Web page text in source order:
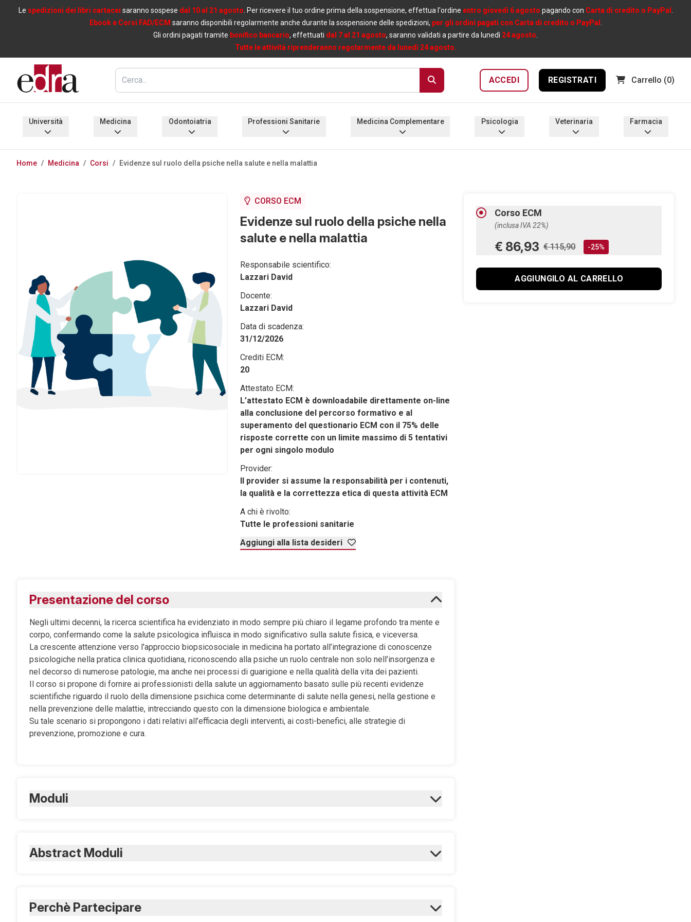
Le spedizioni dei libri cartacei saranno sospese dal 10 al 21 agosto . Per ricevere il tuo ordine prima della sospensione, effettua l'ordine entro giovedì 6 agosto pagando con Carta di credito o PayPal
Ebook e Corsi FAD/ECM saranno disponibili regolarmente anche durante la sospensione delle spedizioni, per gli ordini pagati con Carta di credito o PayPal
Gli ordini pagati tramite bonifico bancario, effettuati dal 7 al 21 agosto, saranno validati a partire da lunedì 24 agosto
Tutte le attività riprenderanno regolarmente da lunedì 24 agosto.
ACCEDI REGISTRATI Carrello (0)
Medicina Complementare
Home / Medicina / Corsi / Evidenze sul ruolo della psiche nella salute e nella malattia
CORSO ECM
Evidenze sul ruolo della psiche nella
salute e nella malattia
Responsabile scientifico:
Lazzari David
Docente:
Lazzari David
Data di scadenza:
31/12/2026
Crediti ECM:
20
Attestato ECM:
L’attestato ECM è downloadabile direttamente on-line
alla conclusione del percorso formativo e al
superamento del questionario ECM con il 75% delle
risposte corrette con un limite massimo di 5 tentativi
per ogni singolo modulo
Provider:
Il provider si assume la responsabilità per i contenuti,
la qualità e la correttezza etica di questa attività ECM
A chi è rivolto:
Tutte le professioni sanitarie
Aggiungi alla lista desideri
Corso ECM
(inclusa IVA 22%)
€ 86,93 € 115,90 -25%
AGGIUNGILO AL CARRELLO
Presentazione del corso
Negli ultimi decenni, la ricerca scientifica ha evidenziato in modo sempre più chiaro il legame profondo tra mente e
corpo, confermando come la salute psicologica influisca in modo significativo sulla salute fisica, e viceversa.
La crescente attenzione verso l'approccio biopsicosociale in medicina ha portato all’integrazione di conoscenze
psicologiche nella pratica clinica quotidiana, riconoscendo alla psiche un ruolo centrale non solo nell’insorgenza e
nel decorso di numerose patologie, ma anche nei processi di guarigione e nella qualità della vita dei pazienti.
Il corso si propone di fornire ai professionisti della salute un aggiornamento basato sulle più recenti evidenze
scientifiche riguardo il ruolo della dimensione psichica come determinante di salute nella genesi, nella gestione e
nella prevenzione delle malattie, intrecciando questo con la dimensione biologica e ambientale.
Su tale scenario si propongono i dati relativi all’efficacia degli interventi, ai costi-benefici, alle strategie di
prevenzione, promozione e cura.
Moduli
Ogni modulo è composto da materiale didattico in formato video e testuale
MODULO 2
Abstract Moduli
MODULO 1
– Esperienze e programmazione del funzionamento individuale; Nella pancia della mamma; Esperienze
sfavorevoli nell’infanzia; Conseguenze a breve e lungo termine; La trasmissione intergenerazionale; Problemi e
Perchè Partecipare